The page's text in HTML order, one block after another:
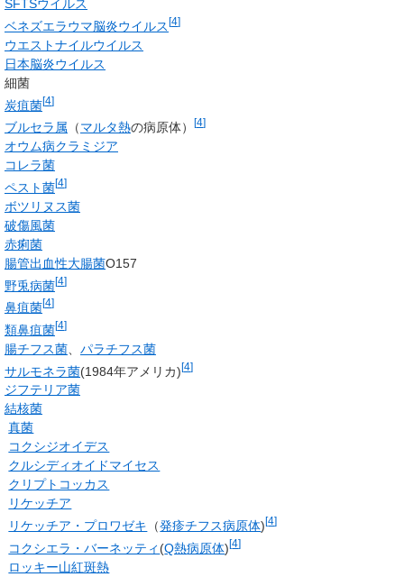
SFTSウイルス
ベネズエラウマ脳炎ウイルス [4]
ウエストナイルウイルス
日本脳炎ウイルス
細菌
炭疽菌[4]
ブルセラ属 （マルタ熱の病原体） [4]
オウム病クラミジア
コレラ菌
ペスト菌[4]
ボツリヌス菌
破傷風菌
赤痢菌
腸管出血性大腸菌O157
野兎病菌[4]
鼻疽菌[4]
類鼻疽菌[4]
腸チフス菌
パラチフス菌
サルモネラ菌(1984年アメリカ)[4]
ジフテリア菌
結核菌
真菌
コクシジオイデス
クルシディオイドマイセス
クリプトコッカス
リケッチア
リケッチア・プロワゼキ （発疹チフス病原体)[4]
コクシエラ・バーネッティ (Q熱病原体)[4]
ロッキー山紅斑熱